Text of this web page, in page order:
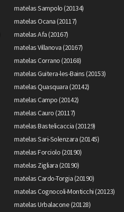
matelas Sampolo (20134)
matelas Ocana (20117)
matelas Afa (20167)
matelas Villanova (20167)
matelas Corrano (20168)
matelas Guitera-les-Bains (20153)
matelas Quasquara (20142)
matelas Campo (20142)
matelas Cauro (20117)
matelas Bastelicaccia (20129)
matelas Sari-Solenzara (20145)
matelas Forciolo (20190)
matelas Zigliara (20190)
matelas Cardo-Torgia (20190)
matelas Cognocoli-Monticchi (20123)
matelas Urbalacone (20128)